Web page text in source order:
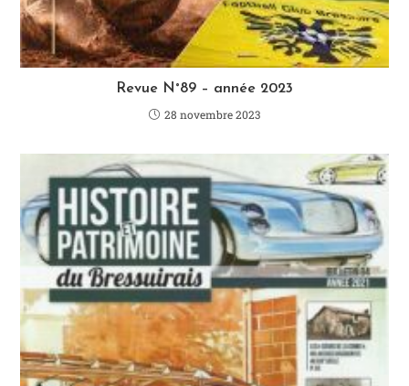
Revue N°89 – année 2023
28 novembre 2023